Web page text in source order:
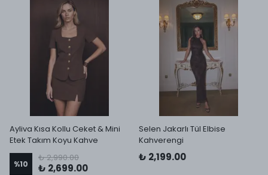
Ayliva Kısa Kollu Ceket & Mini
Etek Takım Koyu Kahve
%10
₺ 2,990.00
₺ 2,699.00
Selen Jakarlı Tül Elbise
Kahverengi
₺ 2,199.00